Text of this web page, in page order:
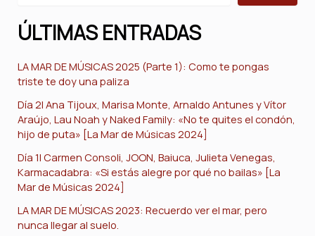
ÚLTIMAS ENTRADAS
LA MAR DE MÚSICAS 2025 (Parte 1): Como te pongas
triste te doy una paliza
Día 2| Ana Tijoux, Marisa Monte, Arnaldo Antunes y Vítor
Araújo, Lau Noah y Naked Family: «No te quites el condón,
hijo de puta» [La Mar de Músicas 2024]
Día 1| Carmen Consoli, JOON, Baiuca, Julieta Venegas,
Karmacadabra: «Si estás alegre por qué no bailas» [La
Mar de Músicas 2024]
LA MAR DE MÚSICAS 2023: Recuerdo ver el mar, pero
nunca llegar al suelo.